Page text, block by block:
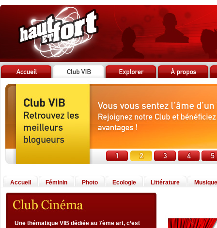
Accueil Féminin Photo Ecologie Littérature Musique
Une thématique VIB dédiée au 7ème art, c’est